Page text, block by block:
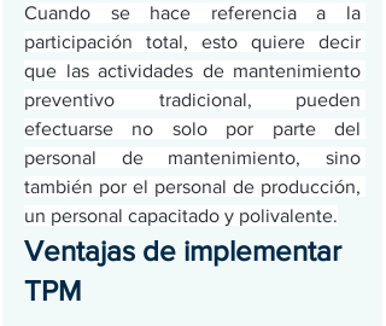
Cuando se hace referencia a la
participación total, esto quiere decir
que las actividades de mantenimiento
preventivo tradicional, pueden
efectuarse no solo por parte del
personal de mantenimiento, sino
también por el personal de producción,
un personal capacitado y polivalente.
Ventajas de implementar
TPM